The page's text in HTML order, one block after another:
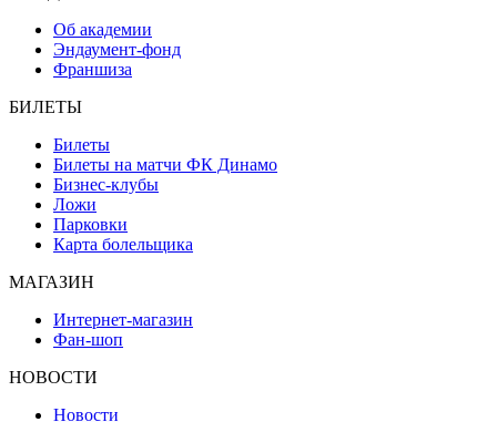
Об академии
Эндаумент-фонд
Франшиза
БИЛЕТЫ
Билеты
Билеты на матчи ФК Динамо
Бизнес-клубы
Ложи
Парковки
Карта болельщика
МАГАЗИН
Интернет-магазин
Фан-шоп
НОВОСТИ
Новости